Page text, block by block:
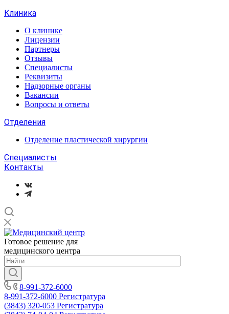
Клиника
О клинике
Лицензии
Партнеры
Отзывы
Специалисты
Реквизиты
Надзорные органы
Вакансии
Вопросы и ответы
Отделения
Отделение пластической хирургии
Специалисты
Контакты
Готовое решение для
медицинского центра
8-991-372-6000
8-991-372-6000 Регистратура
(3843) 320-053 Регистратура